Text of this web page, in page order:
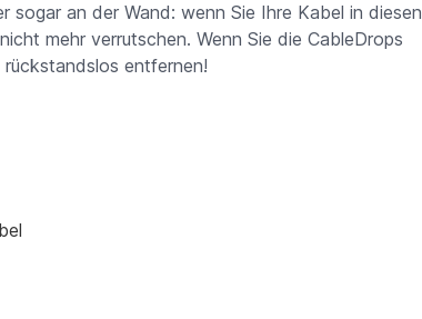
an der Wand: wenn Sie Ihre Kabel in diesen
mehr verrutschen. Wenn Sie die CableDrops
entfernen!